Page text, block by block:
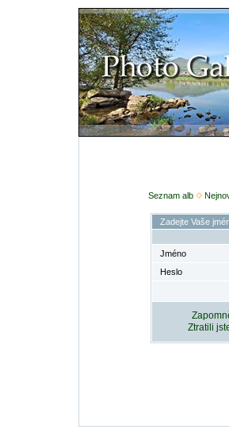
Seznam alb
Zadejte Vaše
Jméno
Heslo
Ztratili